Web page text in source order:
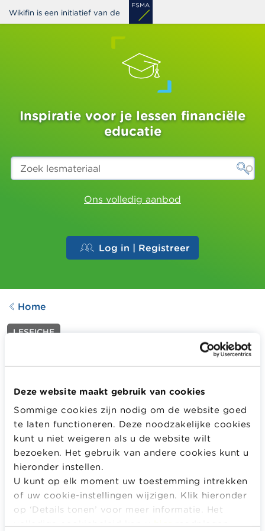
Deze website maakt gebruik van cookies
Sommige cookies zijn nodig om de website goed
te laten functioneren. Deze noodzakelijke cookies
kunt u niet weigeren als u de website wilt
bezoeken. Het gebruik van andere cookies kunt u
hieronder instellen.
U kunt op elk moment uw toestemming intrekken
of uw cookie-instellingen wijzigen. Klik hieronder
op ‘Details tonen’ voor meer informatie. Het
Overslaan
en
Wikifin is een initiatief van de
Inspiratie voor je lessen financiële
educatie
Zoek
lesmateriaal
Ons volledig aanbod
Log in | Registreer
Home
LESFICHE
Doe-krantje De Week van
het Geld 2025 (in zwart-wit)
Aangepast op04.03.2025
Een leuk doe-krantje vol activiteiten en spelletjes rond
geld voor thuis of op school.
Editie De Week van het Geld 2025
Meer informatie
MELD JE AAN OF REGISTREER OM DIT LESMATERIAAL